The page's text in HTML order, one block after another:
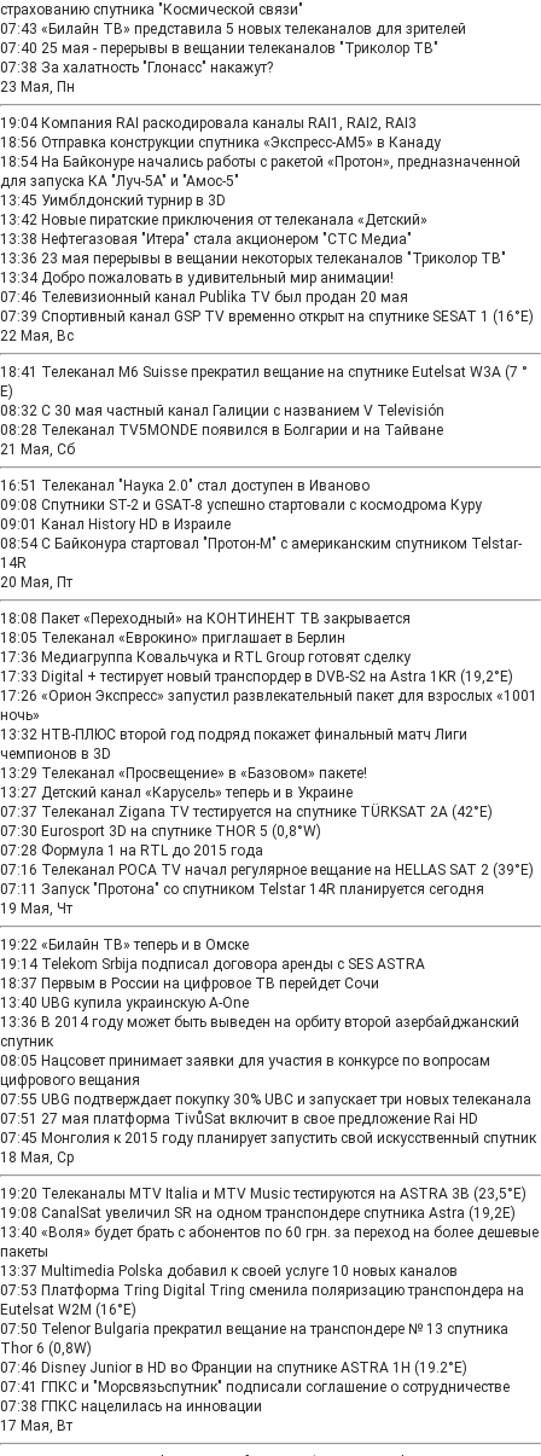
страхованию спутника "Космической связи"
07:43 «Билайн ТВ» представила 5 новых телеканалов для зрителей
07:40 25 мая - перерывы в вещании телеканалов "Триколор ТВ"
07:38 За халатность "Глонасс" накажут?
23 Мая, Пн
19:04 Компания RAI раскодировала каналы RAI1, RAI2, RAI3
18:56 Отправка конструкции спутника «Экспресс-АМ5» в Канаду
18:54 На Байконуре начались работы с ракетой «Протон», предназначенной
для запуска КА "Луч-5А" и "Амос-5"
13:45 Уимблдонский турнир в 3D
13:42 Новые пиратские приключения от телеканала «Детский»
13:38 Нефтегазовая "Итера" стала акционером "СТС Медиа"
13:36 23 мая перерывы в вещании некоторых телеканалов "Триколор ТВ"
13:34 Добро пожаловать в удивительный мир анимации!
07:46 Телевизионный канал Publika TV был продан 20 мая
07:39 Спортивный канал GSP TV временно открыт на спутнике SESAT 1 (16°E)
22 Мая, Вс
18:41 Телеканал M6 Suisse прекратил вещание на спутнике Eutelsat W3A (7 °
E)
08:32 C 30 мая частный канал Галиции с названием V Televisión
08:28 Телеканал TV5MONDE появился в Болгарии и на Тайване
21 Мая, Сб
16:51 Телеканал "Наука 2.0" стал доступен в Иваново
09:08 Спутники ST-2 и GSAT-8 успешно стартовали с космодрома Куру
09:01 Канал History HD в Израиле
08:54 С Байконура стартовал "Протон-М" с американским спутником Telstar-
14R
20 Мая, Пт
18:08 Пакет «Переходный» на КОНТИНЕНТ ТВ закрывается
18:05 Телеканал «Еврокино» приглашает в Берлин
17:36 Медиагруппа Ковальчука и RTL Group готовят сделку
17:33 Digital + тестирует новый транспордер в DVB-S2 на Astra 1KR (19,2°Е)
17:26 «Орион Экспресс» запустил развлекательный пакет для взрослых «1001
ночь»
13:32 НТВ-ПЛЮС второй год подряд покажет финальный матч Лиги
чемпионов в 3D
13:29 Телеканал «Просвещение» в «Базовом» пакете!
13:27 Детский канал «Карусель» теперь и в Украине
07:37 Телеканал Zigana TV тестируется на спутнике TÜRKSAT 2A (42°E)
07:30 Eurosport 3D на спутнике THOR 5 (0,8°W)
07:28 Формула 1 на RTL до 2015 года
07:16 Телеканал РОСА TV начал регулярное вещание на HELLAS SAT 2 (39°E)
07:11 Запуск "Протона" со спутником Telstar 14R планируется сегодня
19 Мая, Чт
19:22 «Билайн ТВ» теперь и в Омске
19:14 Telekom Srbija подписал договора аренды с SES ASTRA
18:37 Первым в России на цифровое ТВ перейдет Сочи
13:40 UBG купила украинскую A-One
13:36 В 2014 году может быть выведен на орбиту второй азербайджанский
спутник
08:05 Нацсовет принимает заявки для участия в конкурсе по вопросам
цифрового вещания
07:55 UBG подтверждает покупку 30% UBC и запускает три новых телеканала
07:51 27 мая платформа TivůSat включит в свое предложение Rai HD
07:45 Монголия к 2015 году планирует запустить свой искусственный спутник
18 Мая, Ср
19:20 Телеканалы MTV Italia и MTV Music тестируются на ASTRA 3B (23,5°E)
19:08 CanalSat увеличил SR на одном транспондере спутника Astra (19,2Е)
13:40 «Воля» будет брать с абонентов по 60 грн. за переход на более дешевые
пакеты
13:37 Multimedia Polska добавил к своей услуге 10 новых каналов
07:53 Платформа Tring Digital Tring сменила поляризацию транспондера на
Eutelsat W2M (16°E)
07:50 Telenor Bulgaria прекратил вещание на транспондере № 13 спутника
Thor 6 (0,8W)
07:46 Disney Junior в HD во Франции на спутнике ASTRA 1H (19.2°E)
07:41 ГПКС и "Морсвязьспутник" подписали соглашение о сотрудничестве
07:38 ГПКС нацелилась на инновации
17 Мая, Вт